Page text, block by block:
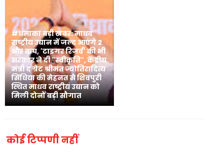
#धमाका बड़ी खबर: माधव
राष्ट्रीय उद्यान में जल्द आएंगे 2
और बाघ, 'टाइगर रिजर्व' की भी
सरकार ने दी "स्वीकृति", केंद्रीय
मंत्री द ग्रेट श्रीमंत ज्योतिरादित्य
सिंधिया की मेहनत से शिवपुरी
स्थित माधव राष्ट्रीय उद्यान को
मिली दोनों बड़ी सौगात
कोई टिप्पणी नहीं